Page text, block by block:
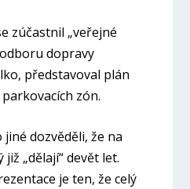
zúčastnil „veřejné
dopravy
představoval plán
zón.
dozvěděli, že na
„dělají“ devět let.
je ten, že celý